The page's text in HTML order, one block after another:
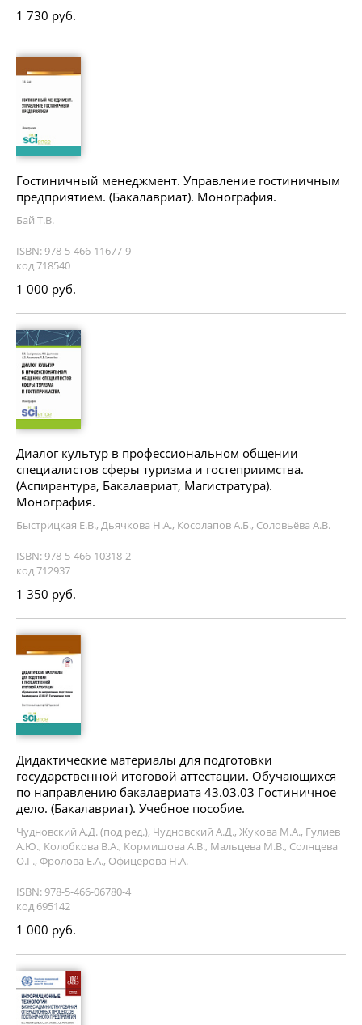
1 730 руб.
Гостиничный менеджмент. Управление гостиничным
предприятием. (Бакалавриат). Монография.
Бай Т.В.
ISBN: 978-5-466-11677-9
код 718540
1 000 руб.
Диалог культур в профессиональном общении
специалистов сферы туризма и гостеприимства.
(Аспирантура, Бакалавриат, Магистратура).
Монография.
Быстрицкая Е.В., Дьячкова Н.А., Косолапов А.Б., Соловьёва А.В.
ISBN: 978-5-466-10318-2
код 712937
1 350 руб.
Дидактические материалы для подготовки
государственной итоговой аттестации. Обучающихся
по направлению бакалавриата 43.03.03 Гостиничное
дело. (Бакалавриат). Учебное пособие.
Чудновский А.Д. (под ред.), Чудновский А.Д., Жукова М.А., Гулиев
А.Ю., Колобкова В.А., Кормишова А.В., Мальцева М.В., Солнцева
О.Г., Фролова Е.А., Офицерова Н.А.
ISBN: 978-5-466-06780-4
код 695142
1 000 руб.